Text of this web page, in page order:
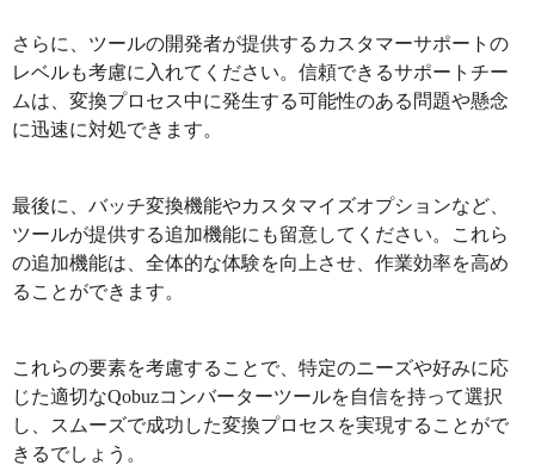
さらに、ツールの開発者が提供するカスタマーサポートの
レベルも考慮に入れてください。信頼できるサポートチー
ムは、変換プロセス中に発生する可能性のある問題や懸念
に迅速に対処できます。
最後に、バッチ変換機能やカスタマイズオプションなど、
ツールが提供する追加機能にも留意してください。これら
の追加機能は、全体的な体験を向上させ、作業効率を高め
ることができます。
これらの要素を考慮することで、特定のニーズや好みに応
じた適切なQobuzコンバーターツールを自信を持って選択
し、スムーズで成功した変換プロセスを実現することがで
きるでしょう。